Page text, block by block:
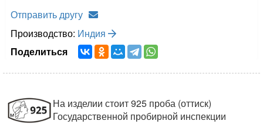
Отправить другу
Производство: Индия
Поделиться
На изделии стоит 925 проба (оттиск)
Государственной пробирной инспекции